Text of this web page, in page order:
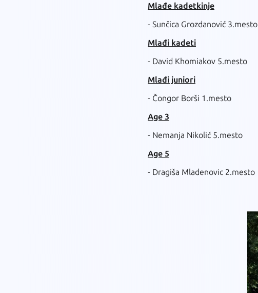
Mlađe kadetkinje
- Sunčica Grozdanović 3.mesto
Mlađi kadeti
- David Khomiakov 5.mesto
Mlađi juniori
- Čongor Borši 1.mesto
Age 3
- Nemanja Nikolić 5.mesto
Age 5
- Dragiša Mladenovic 2.mesto